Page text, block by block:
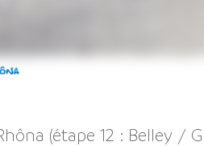
(étape 12 : Belley /